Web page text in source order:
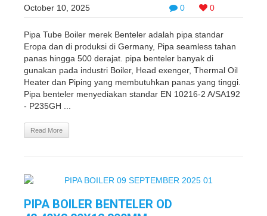
0 0
October 10, 2025
Pipa Tube Boiler merek Benteler adalah pipa standar
Eropa dan di produksi di Germany, Pipa seamless tahan
panas hingga 500 derajat. pipa benteler banyak di
gunakan pada industri Boiler, Head exenger, Thermal Oil
Heater dan Piping yang membutuhkan panas yang tinggi.
Pipa benteler menyediakan standar EN 10216-2 A/SA192
- P235GH ...
Read More
PIPA BOILER BENTELER OD